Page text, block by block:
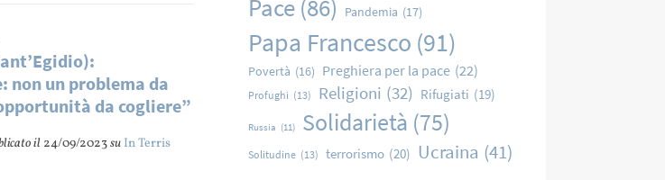
non un problema da
da cogliere”
il 24/09/2023su In Terris
Pace (86) Pandemia (17)
Papa Francesco (91)
Povertà (16) Preghiera per la pace (22)
Profughi (13) Religioni (32) Rifugiati (19)
Russia (11) Solidarietà (75)
Solitudine (13) terrorismo (20) Ucraina (41)